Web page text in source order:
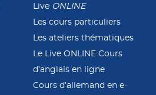
Live ONLINE
Les cours particuliers
Les ateliers thématiques
Le Live ONLINE Cours
d’anglais en ligne
Cours d’allemand en e-